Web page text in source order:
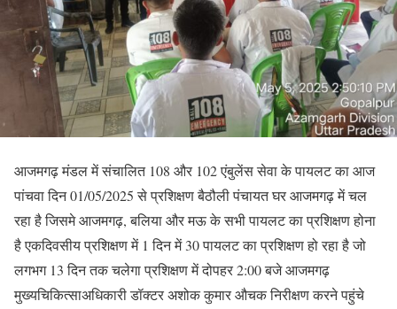
आजमगढ़ मंडल में संचालित 108 और 102 एंबुलेंस सेवा के पायलट का आज
पांचवा दिन 01/05/2025 से प्रशिक्षण बैठौली पंचायत घर आजमगढ़ में चल
रहा है जिसमे आजमगढ़, बलिया और मऊ के सभी पायलट का प्रशिक्षण होना
है एकदिवसीय प्रशिक्षण में 1 दिन में 30 पायलट का प्रशिक्षण हो रहा है जो
लगभग 13 दिन तक चलेगा प्रशिक्षण में दोपहर 2:00 बजे आजमगढ़
मुख्यचिकित्साअधिकारी डॉक्टर अशोक कुमार औचक निरीक्षण करने पहुंचे